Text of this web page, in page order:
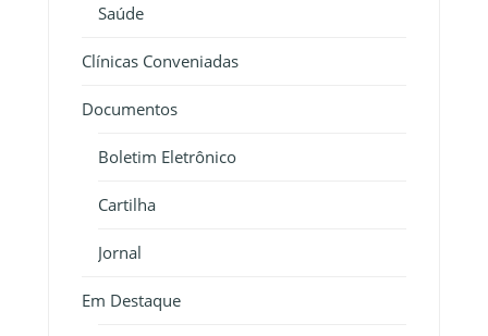
Saúde
Clínicas Conveniadas
Documentos
Boletim Eletrônico
Cartilha
Jornal
Em Destaque